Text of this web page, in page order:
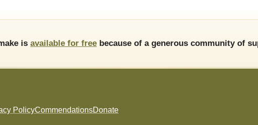
is available for free because of a generous community of
PolicyCommendationsDonate